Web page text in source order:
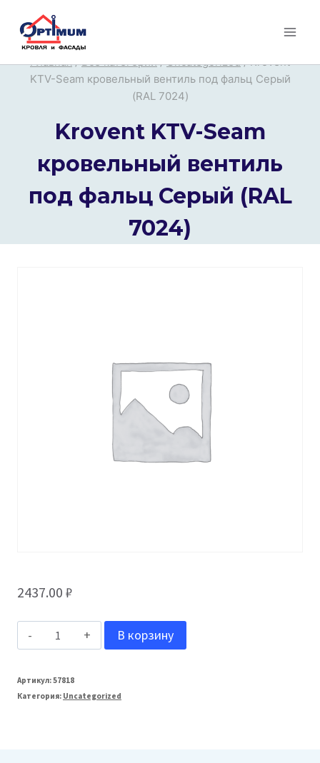
Перейти
Главная / Все категории / Uncategorized / Krovent
KTV-Seam кровельный вентиль под фальц Серый
(RAL 7024)
Krovent KTV-Seam
кровельный вентиль
под фальц Серый (RAL
7024)
2437.00 ₽
Количество
Krovent
KTV-
В корзину
Артикул:57818
Категория: Uncategorized